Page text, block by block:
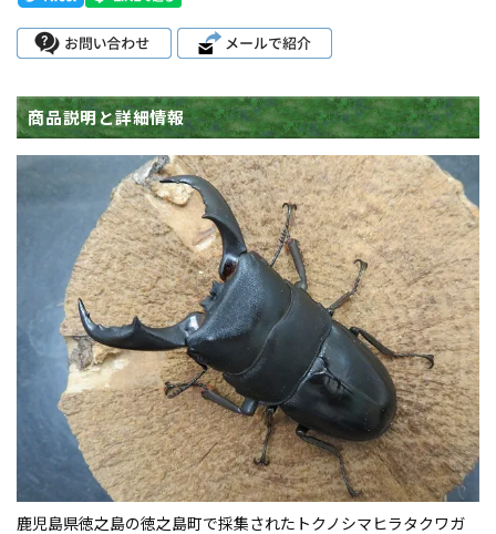
商品説明と詳細情報
鹿児島県徳之島の徳之島町で採集された トクノシマヒラタクワガ